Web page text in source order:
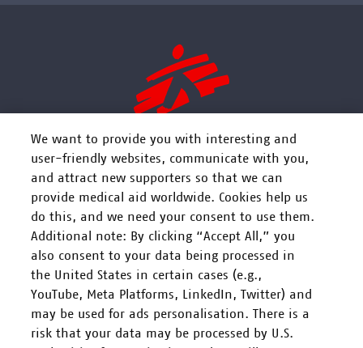
FOLGEN SIE UNS
Mitarbeiten
We want to provide you with interesting and
user-friendly websites, communicate with you,
and attract new supporters so that we can
provide medical aid worldwide. Cookies help us
do this, and we need your consent to use them.
Additional note: By clicking “Accept All,” you
also consent to your data being processed in
the United States in certain cases (e.g.,
YouTube, Meta Platforms, LinkedIn, Twitter) and
may be used for ads personalisation. There is a
risk that your data may be processed by U.S.